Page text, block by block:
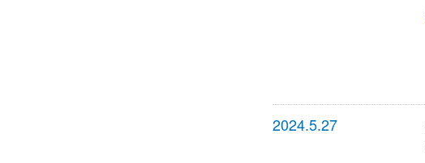
2024.5.27